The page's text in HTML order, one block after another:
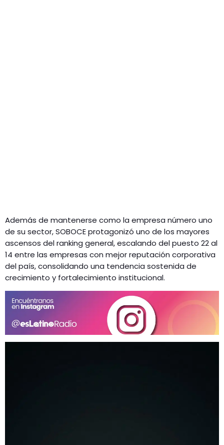
Además de mantenerse como la empresa número uno
de su sector, SOBOCE protagonizó uno de los mayores
ascensos del ranking general, escalando del puesto 22 al
14 entre las empresas con mejor reputación corporativa
del país, consolidando una tendencia sostenida de
crecimiento y fortalecimiento institucional.